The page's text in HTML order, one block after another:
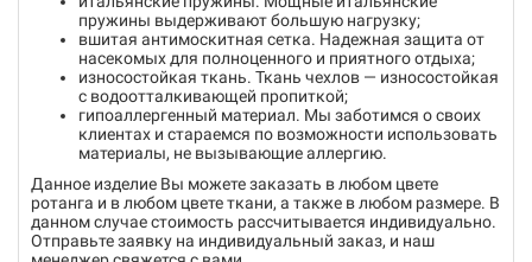
пружины выдерживают большую нагрузку;
вшитая антимоскитная сетка. Надежная защита от
насекомых для полноценного и приятного отдыха;
износостойкая ткань. Ткань чехлов — износостойкая
с водоотталкивающей пропиткой;
гипоаллергенный материал. Мы заботимся о своих
клиентах и стараемся по возможности использовать
материалы, не вызывающие аллергию.
Данное изделие Вы можете заказать в любом цвете
ротанга и в любом цвете ткани, а также в любом размере. В
данном случае стоимость рассчитывается индивидуально.
Отправьте заявку на индивидуальный заказ, и наш